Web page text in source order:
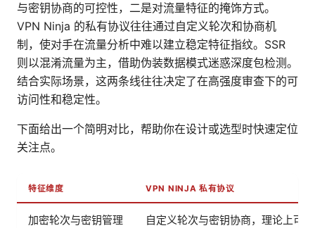
与密钥协商的可控性，二是对流量特征的掩饰方式。
VPN Ninja 的私有协议往往通过自定义轮次和协商机
制，使对手在流量分析中难以建立稳定特征指纹。SSR
则以混淆流量为主，借助伪装数据模式迷惑深度包检测。
结合实际场景，这两条线往往决定了在高强度审查下的可
访问性和稳定性。
下面给出一个简明对比，帮助你在设计或选型时快速定位
关注点。
特征维度 VPN NINJA 私有协议
加密轮次与密钥管理 自定义轮次与密钥协商，理论上可